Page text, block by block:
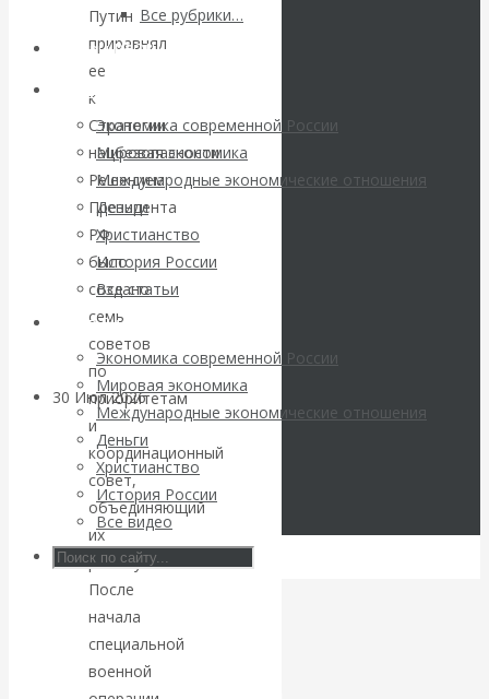
Все рубрики…
Авторы РЭОШ
Архив статей
Экономика современной России
Мировая экономика
Международные экономические отношения
Деньги
Христианство
История России
Все статьи
Архив Видео
Экономика современной России
Мировая экономика
Международные экономические отношения
Деньги
Христианство
История России
Все видео
определяет
погоду на
финансовых
рынках?
Минфины хотят
быть главнее
Центробанков?
30 Июл 2026Цифровая
экономика
Валентин
Катасонов.
Искусственный
интеллект —
Путин
приравнял
ее
к
Стратегии
нацбезопасности.
Решением
Президента
РФ
было
создано
семь
советов
по
приоритетам
и
координационный
совет,
объединяющий
их
работу.
После
начала
специальной
военной